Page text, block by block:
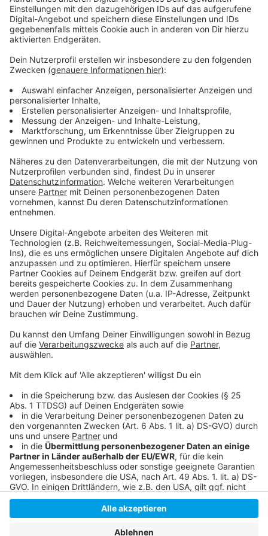
Unterbilk
Die Station am Friedensplätzchen wird am Samstag
mit einem Straßenfest offiziell eingeweiht. In diesem
Jahr sollen in Düsseldorf noch sechs weitere
Mobilitäts-Stationen eröffnen: Die nächste Ende des
Anzeige
Weitere Infos und Links zum Thema
Anzeige
Meldung der Stadt dazu:
Zu den geplanten Mobilitäts-Stationen in
Düsseldorf:
Stadttochter "Connected Mobility" entwickelt die
Mobilitäts-Stationen:
Anzeige
Anzeige